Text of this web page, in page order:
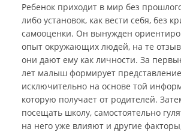
Ребенок приходит в мир без
либо установок, как вести себя, без
самооценки. Он вынужден
опыт окружающих людей, на те
они дают ему как личности. За
лет малыш формирует
исключительно на основе той
которую получает от родителей.
посещать школу, самостоятельно
на него уже влияют и другие